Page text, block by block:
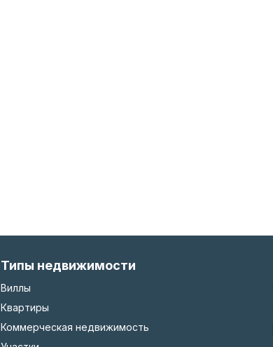
Типы недвижимости
Виллы
Квартиры
Коммерческая недвижимость